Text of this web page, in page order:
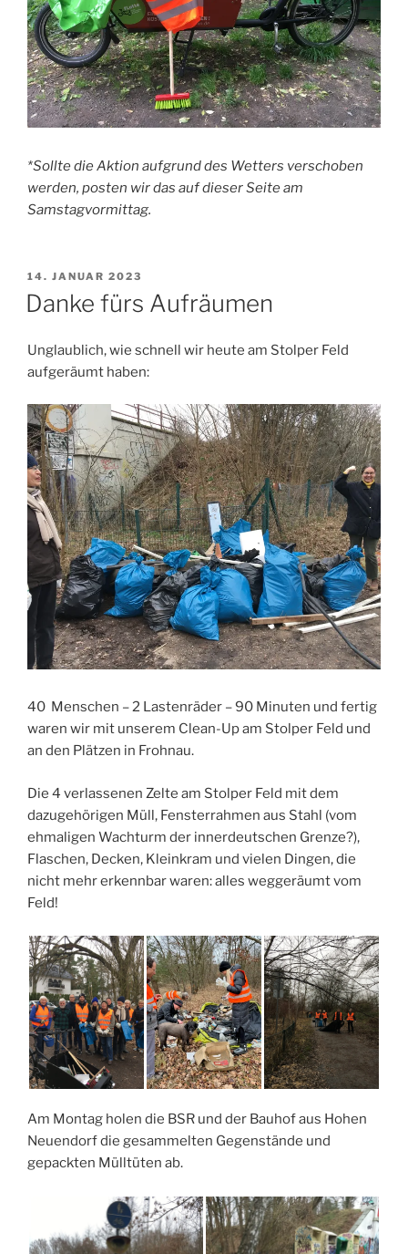
*Sollte die Aktion aufgrund des Wetters verschoben
werden, posten wir das auf dieser Seite am
Samstagvormittag.
VERÖFFENTLICHT
AM
14. JANUAR 2023
Danke fürs Aufräumen
Unglaublich, wie schnell wir heute am Stolper Feld
aufgeräumt haben:
40 Menschen – 2 Lastenräder – 90 Minuten und fertig
waren wir mit unserem Clean-Up am Stolper Feld und
an den Plätzen in Frohnau.
Die 4 verlassenen Zelte am Stolper Feld mit dem
dazugehörigen Müll, Fensterrahmen aus Stahl (vom
ehmaligen Wachturm der innerdeutschen Grenze?),
Flaschen, Decken, Kleinkram und vielen Dingen, die
nicht mehr erkennbar waren: alles weggeräumt vom
Feld!
Am Montag holen die BSR und der Bauhof aus Hohen
Neuendorf die gesammelten Gegenstände und
gepackten Mülltüten ab.